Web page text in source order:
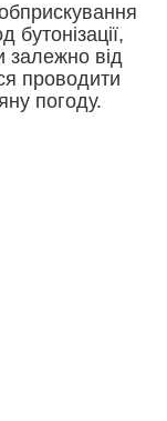
залежно від
проводити
погоду.